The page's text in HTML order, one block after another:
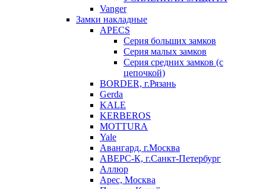
Vanger
Замки накладные
APECS
Серия больших замков
Серия малых замков
Серия средних замков (с
цепочкой)
BORDER, г.Рязань
Gerda
KALE
KERBEROS
MOTTURA
Yale
Авангард, г.Москва
АВЕРС-К, г.Санкт-Петербург
Аллюр
Арес, Москва